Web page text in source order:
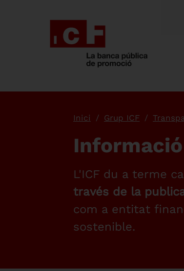
Inici Grup ICF
L'ICF du a terme
través de la
com a entitat
sostenible.